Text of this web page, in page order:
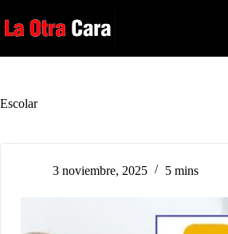
al
contenido
Escolar
3 noviembre, 2025 5 mins